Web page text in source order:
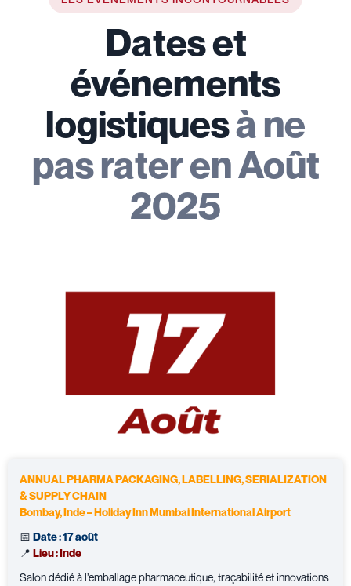
Dates et
événements
logistiquesà ne
pas rater en Août
2025
ANNUAL PHARMA PACKAGING, LABELLING, SERIALIZATION
& SUPPLY CHAIN
Bombay, Inde – Holiday Inn Mumbai International Airport
📅 Date : 17 août
📍 Lieu : Inde
Salon dédié à l’emballage pharmaceutique, traçabilité et innovations